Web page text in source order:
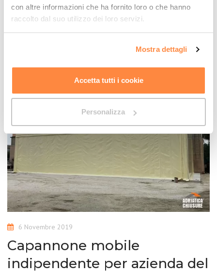
con altre informazioni che ha fornito loro o che hanno
raccolto dal suo utilizzo dei loro servizi.
Mostra dettagli
Accetta tutti i cookie
Personalizza
Questo tipo di struttura è infatti la…
6 Novembre 2019
Capannone mobile
indipendente per azienda del